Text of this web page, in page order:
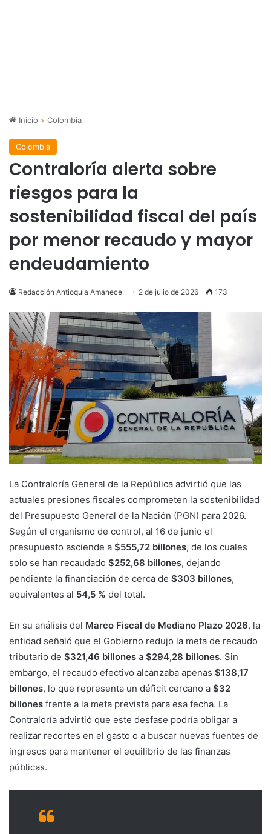
Inicio > Colombia
Colombia
Contraloría alerta sobre
riesgos para la
sostenibilidad fiscal del país
por menor recaudo y mayor
endeudamiento
Redacción Antioquia Amanece 2 de julio de 2026 173
La Contraloría General de la República advirtió que las
actuales presiones fiscales comprometen la sostenibilidad
del Presupuesto General de la Nación (PGN) para 2026.
Según el organismo de control, al 16 de junio el
presupuesto asciende a $555,72 billones, de los cuales
solo se han recaudado $252,68 billones, dejando
pendiente la financiación de cerca de $303 billones,
equivalentes al 54,5 % del total.
En su análisis del Marco Fiscal de Mediano Plazo 2026, la
entidad señaló que el Gobierno redujo la meta de recaudo
tributario de $321,46 billones a $294,28 billones. Sin
embargo, el recaudo efectivo alcanzaba apenas $138,17
billones, lo que representa un déficit cercano a $32
billones frente a la meta prevista para esa fecha. La
Contraloría advirtió que este desfase podría obligar a
realizar recortes en el gasto o a buscar nuevas fuentes de
ingresos para mantener el equilibrio de las finanzas
públicas.